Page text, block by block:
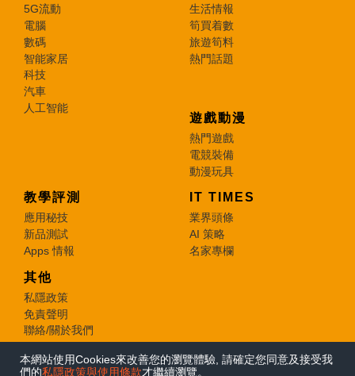
5G流動
電腦
數碼
智能家居
科技
汽車
人工智能
生活情報
筍買着數
旅遊筍料
熱門話題
遊戲動漫
熱門遊戲
電競裝備
動漫玩具
教學評測
應用秘技
新品測試
Apps 情報
IT TIMES
業界頭條
AI 策略
名家專欄
其他
私隱政策
免責聲明
聯絡/關於我們
© 2026 e-zone. All Rights Reserved.
本網站使用Cookies來改善您的瀏覽體驗, 請確定您同意及接受我
們的私隱政策與使用條款才繼續瀏覽。